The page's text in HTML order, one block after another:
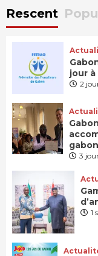
Rescent
jour
2
3
1